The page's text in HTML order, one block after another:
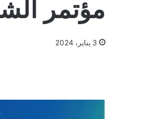
مؤتمر
3 يناير، 2024